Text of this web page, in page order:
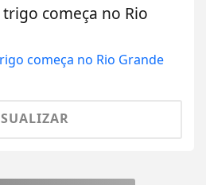
começa no Rio